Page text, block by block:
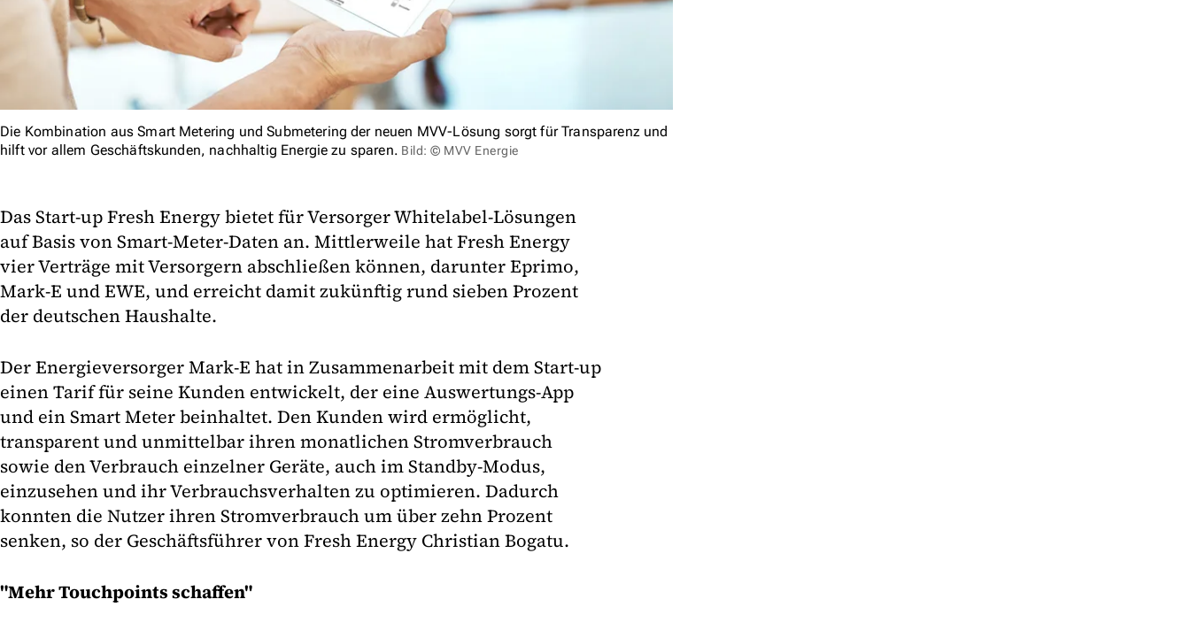
Die Kombination aus Smart Metering und Submetering der neuen MVV-Lösung sorgt für Transparenz und
hilft vor allem Geschäftskunden, nachhaltig Energie zu sparen. Bild: © MVV Energie
Das Start-up Fresh Energy bietet für Versorger Whitelabel-Lösungen
auf Basis von Smart-Meter-Daten an. Mittlerweile hat Fresh Energy
vier Verträge mit Versorgern abschließen können, darunter Eprimo,
Mark-E und EWE, und erreicht damit zukünftig rund sieben Prozent
der deutschen Haushalte.
Der Energieversorger Mark-E hat in Zusammenarbeit mit dem Start-up
einen Tarif für seine Kunden entwickelt, der eine Auswertungs-App
und ein Smart Meter beinhaltet. Den Kunden wird ermöglicht,
transparent und unmittelbar ihren monatlichen Stromverbrauch
sowie den Verbrauch einzelner Geräte, auch im Standby-Modus,
einzusehen und ihr Verbrauchsverhalten zu optimieren. Dadurch
konnten die Nutzer ihren Stromverbrauch um über zehn Prozent
senken, so der Geschäftsführer von Fresh Energy Christian Bogatu.
"Mehr Touchpoints schaffen"